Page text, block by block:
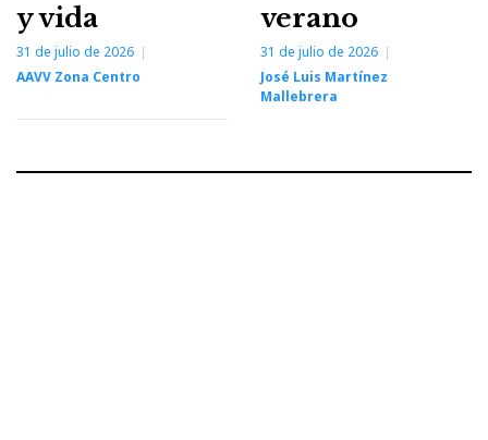
y vida
31 de julio de 2026
AAVV Zona Centro
verano
31 de julio de 2026
José Luis Martínez
Mallebrera